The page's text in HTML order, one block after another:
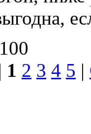
1 2 3 4 5 |